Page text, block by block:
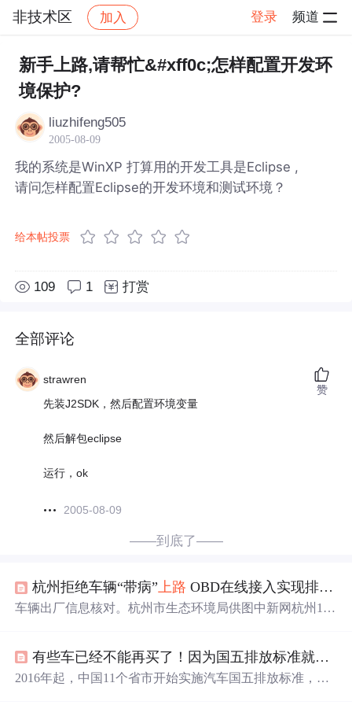
非技术区 加入 登录 频道
社区 非技术区 帖子详情
新手上路,请帮忙&#xff0c;怎样配置开发环
境保护?
liuzhifeng505
2005-08-09
我的系统是WinXP 打算用的开发工具是Eclipse ,
请问怎样配置Eclipse的开发环境和测试环境？
给本帖投票
109 1 打赏
全部评论
strawren
先装J2SDK，然后配置环境变量
然后解包eclipse
运行，ok
2005-08-09
赞
——到底了——
杭州拒绝车辆“带病”上路 OBD在线接入实现排放动态监管
车辆出厂信息核对。杭州市生态环境局供图中新网杭州1月
吨的柴油货车进行车载排放诊断系统(以下简称“OBD”)在
线接入情况的重点检查。执法人员进行现场检测。杭州市
有些车已经不能再买了！因为国五排放标准就要来了！
2016年起，中国11个省市开始实施汽车国五排放标准，并